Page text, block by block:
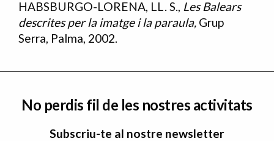
HABSBURGO-LORENA, LL. S., Les Balears
descrites per la imatge i la paraula, Grup
Serra, Palma, 2002.
No perdis fil de les nostres activitats
Subscriu-te al nostre newsletter